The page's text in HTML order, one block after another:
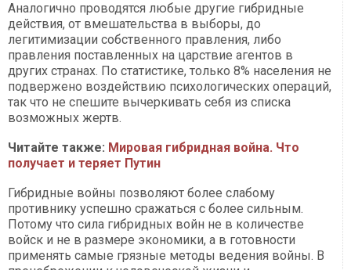
Аналогично проводятся любые другие гибридные
действия, от вмешательства в выборы, до
легитимизации собственного правления, либо
правления поставленных на царствие агентов в
других странах. По статистике, только 8% населения не
подвержено воздействию психологических операций,
так что не спешите вычеркивать себя из списка
возможных жертв.
Читайте также: Мировая гибридная война. Что
получает и теряет Путин
Гибридные войны позволяют более слабому
противнику успешно сражаться с более сильным.
Потому что сила гибридных войн не в количестве
войск и не в размере экономики, а в готовности
применять самые грязные методы ведения войны. В